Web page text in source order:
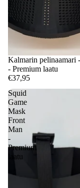
Kalmarin pelinaamari
- Premium laatu
€37,95
Squid
Game
Mask
Front
Man
-
Premium
laatu